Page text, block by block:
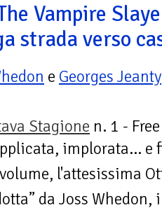
Vampire
strada verso
e Georges Jeanty
Stagione n. 1 -
implorata... e
l'attesissima
da Joss Whedon,